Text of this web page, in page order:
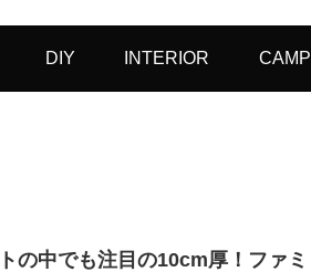
DIY INTERIOR CAMP
の中でも注目の10cm厚！ファミ